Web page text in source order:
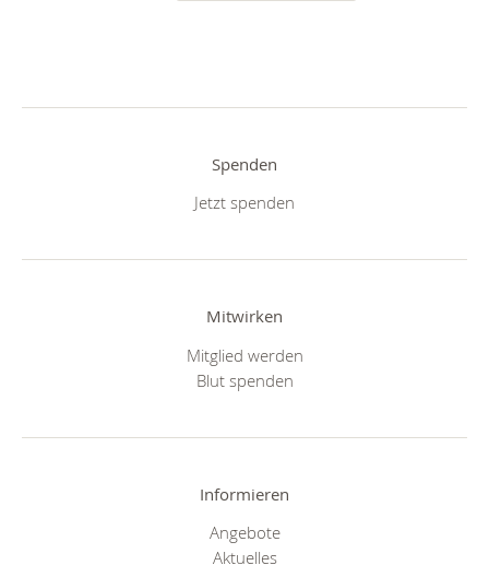
Spenden
Jetzt spenden
Mitwirken
Mitglied werden
Blut spenden
Informieren
Angebote
Aktuelles